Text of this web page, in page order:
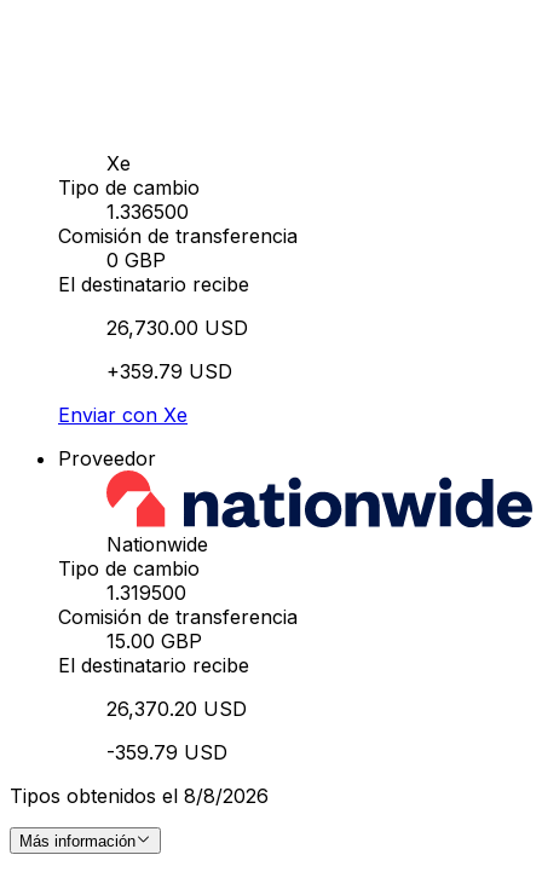
Xe
Tipo de cambio
1.336500
Comisión de transferencia
0 GBP
El destinatario recibe
26,730.00 USD
+359.79 USD
Enviar con Xe
Proveedor
Nationwide
Tipo de cambio
1.319500
Comisión de transferencia
15.00 GBP
El destinatario recibe
26,370.20 USD
-359.79 USD
Tipos obtenidos el 8/8/2026
Más información